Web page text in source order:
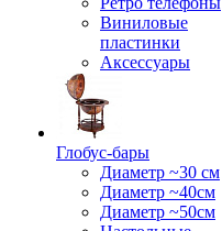
Виниловые
пластинки
Аксессуары
Глобус-бары
Диаметр ~30 см
Диаметр ~40см
Диаметр ~50см